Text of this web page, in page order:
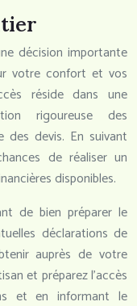
décision importante
votre confort et vos
réside dans une
rigoureuse des
des devis. En suivant
de réaliser un
disponibles.
de bien préparer le
déclarations de
auprès de votre
et préparez l’accès
et en informant le